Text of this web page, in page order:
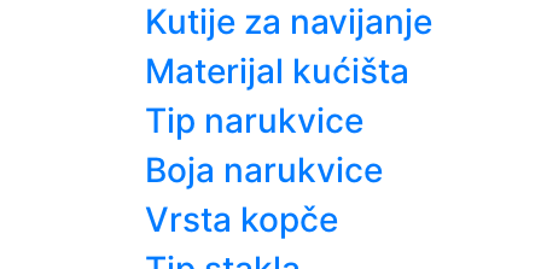
Kutije za navijanje
Materijal kućišta
Tip narukvice
Boja narukvice
Vrsta kopče